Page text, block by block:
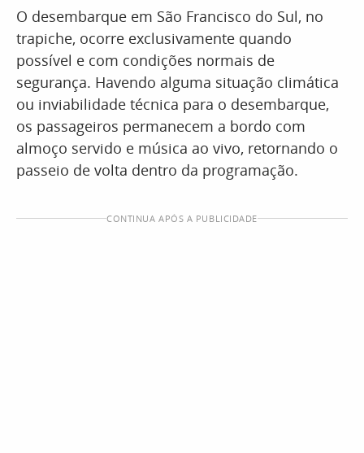
O desembarque em São Francisco do Sul, no
trapiche, ocorre exclusivamente quando
possível e com condições normais de
segurança. Havendo alguma situação climática
ou inviabilidade técnica para o desembarque,
os passageiros permanecem a bordo com
almoço servido e música ao vivo, retornando o
passeio de volta dentro da programação.
CONTINUA APÓS A PUBLICIDADE